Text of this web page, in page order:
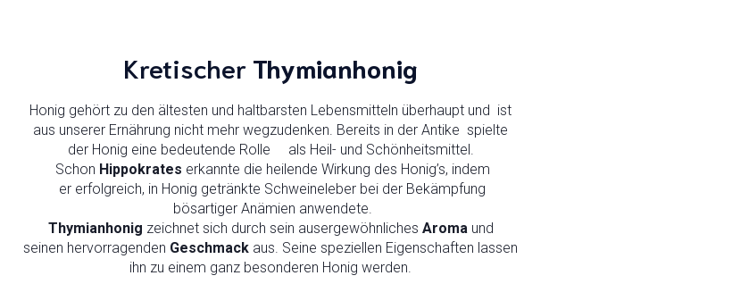
Kretischer Thymianhonig
Honig gehört zu den ältesten und haltbarsten Lebensmitteln überhaupt und ist
aus unserer Ernährung nicht mehr wegzudenken. Bereits in der Antike spielte
der Honig eine bedeutende Rolle als Heil- und Schönheitsmittel.
Schon Hippokrates erkannte die heilende Wirkung des Honig’s, indem
er erfolgreich, in Honig getränkte Schweineleber bei der Bekämpfung
bösartiger Anämien anwendete.
Thymianhonig zeichnet sich durch sein ausergewöhnliches Aromaund
seinen hervorragenden Geschmack aus. Seine speziellen Eigenschaften lassen
ihn zu einem ganz besonderen Honig werden.